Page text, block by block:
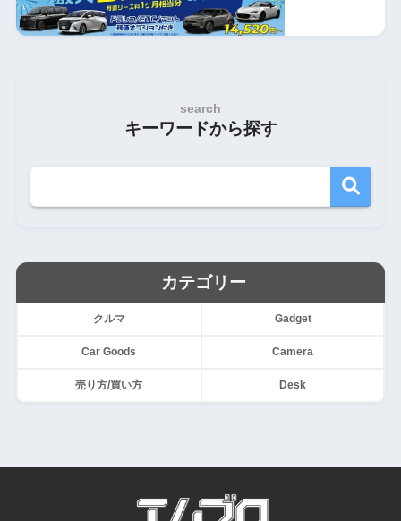
search
キーワードから探す
カテゴリー
クルマ Gadget
Car Goods Camera
売り方/買い方 Desk